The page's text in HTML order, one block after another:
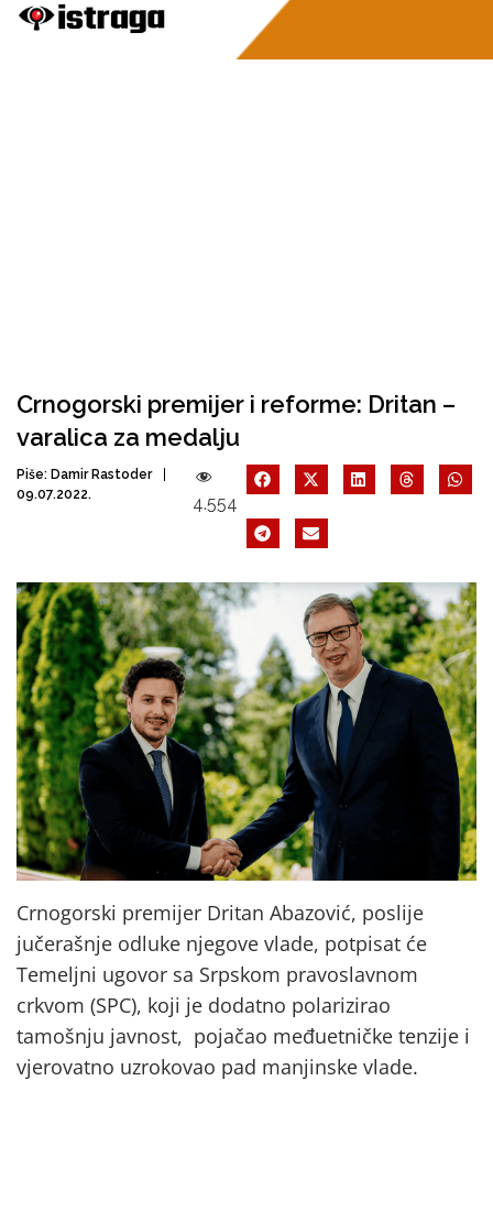
Crnogorski premijer i reforme: Dritan –
varalica za medalju
Piše: Damir Rastoder
09.07.2022.
4.554
Crnogorski premijer Dritan Abazović, poslije
jučerašnje odluke njegove vlade, potpisat će
Temeljni ugovor sa Srpskom pravoslavnom
crkvom (SPC), koji je dodatno polarizirao
tamošnju javnost, pojačao međuetničke tenzije i
vjerovatno uzrokovao pad manjinske vlade.